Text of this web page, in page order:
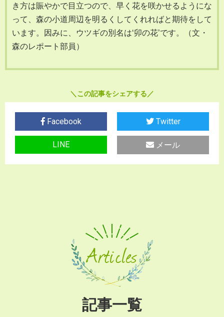
き方は賑やかで目立つので、早く花を咲かせるようにな
って、森の小道周辺を明るくしてくれればと期待をして
います。因みに、ウツギの別名は‘卯の花’です。（文・
森のレポート部員）
この記事をシェアする
Facebook Twitter
LINE メール
Articles
記事一覧